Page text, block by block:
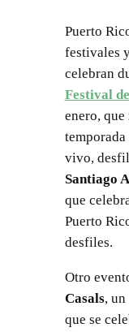
Puerto
festivales
celebran
Festival
enero,
vivo,
Santiago
que
Puerto
desfiles.
Otro
Casals, un
que se